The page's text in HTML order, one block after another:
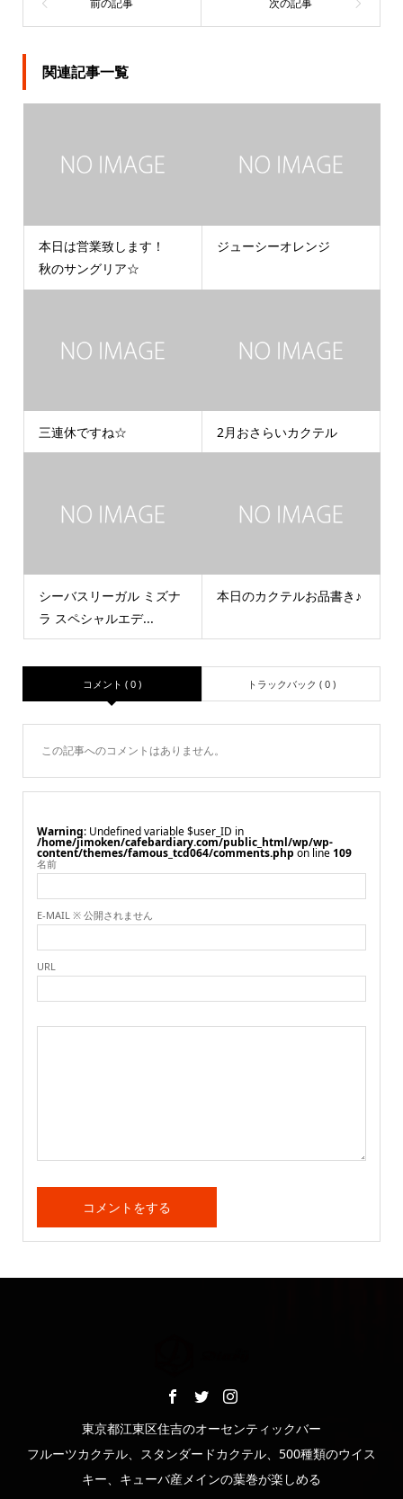
関連記事一覧
本日は営業致します！
秋のサングリア☆
ジューシーオレンジ
三連休ですね☆ 2月おさらいカクテル
シーバスリーガル ミズナ
ラ スペシャルエデ...
本日のカクテルお品書き♪
コメント ( 0 ) トラックバック ( 0 )
この記事へのコメントはありません。
Warning : Undefined variable $user_ID in
/home/jimoken/cafebardiary.com/public_html/wp/wp-
content/themes/famous_tcd064/comments.php on line109
名前
E-MAIL ※ 公開されません
URL
東京都江東区住吉のオーセンティックバー
フルーツカクテル、スタンダードカクテル、500種類のウイス
キー、キューバ産メインの葉巻が楽しめる